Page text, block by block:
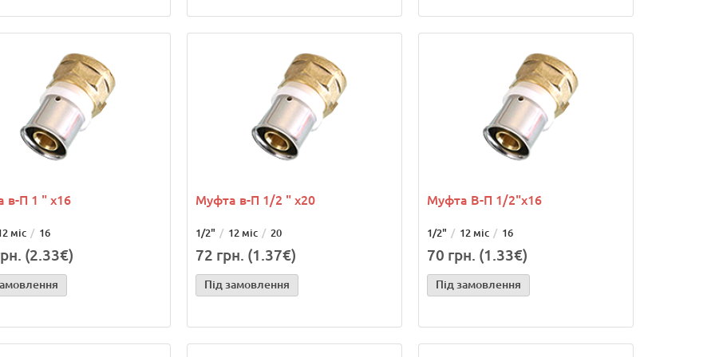
в-П 1 " х16
міс 16
(2.33€)
Муфта в-П 1/2 " х20
1/2" 12 міс 20
72 грн. (1.37€)
Під замовлення
Муфта В-П 1/2"х16
1/2" 12 міс 16
70 грн. (1.33€)
Під замовлення